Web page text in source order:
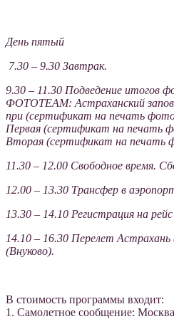
День пятый
7.30 – 9.30 Завтрак.
9.30 – 11.30 Подведение итогов
ФОТОТЕАМ: Астраханский
при (сертификат на печать
Первая (сертификат на печать
Вторая (сертификат на печать
11.30 – 12.00 Cвободное время.
12.00 – 13.30 Трансфер в
13.30 – 14.10 Регистрация на
14.10 – 16.30 Перелет
(Внуково).
В стоимость программы входит:
1. Самолетное сообщение: